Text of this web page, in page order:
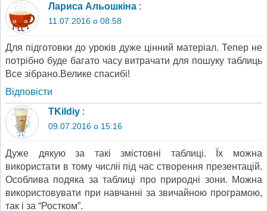
Лариса Альошкіна :
11.07.2016 о 08:58
Для підготовки до уроків дуже цінний матеріал. Тепер не
потрібно буде багато часу витрачати для пошуку таблиць
Все зібрано.Велике спасибі!
Відповіcти
TKildiy :
09.07.2016 о 15:16
Дуже дякую за такі змістовні таблиці. Їх можна
використати в тому числіі під час створення презентацій.
Особлива подяка за таблиці про природні зони. Можна
використовувати при навчанні за звичайною програмою,
так і за “Ростком”.